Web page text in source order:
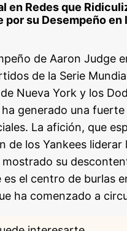
en Redes que
por su Desempeño en
de Aaron Judge
de la Serie
Nueva York y los
ha generado una
La afición, que
de los Yankees liderar
mostrado su
es el centro de burlas
ha comenzado a